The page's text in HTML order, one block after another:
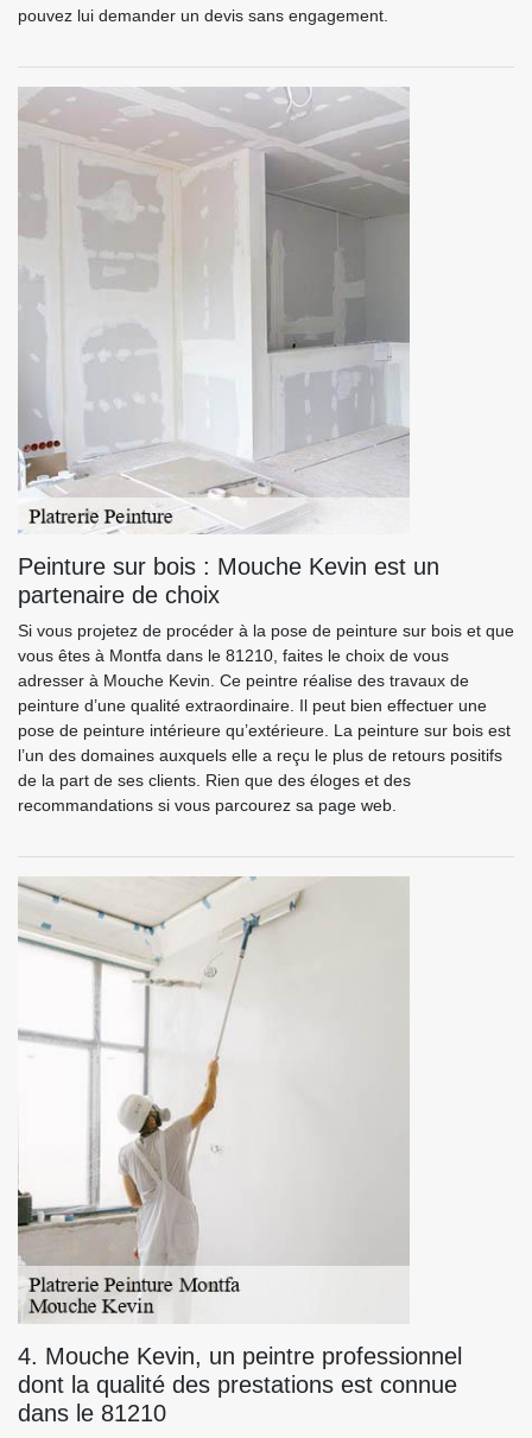
pouvez lui demander un devis sans engagement.
Peinture sur bois : Mouche Kevin est un
partenaire de choix
Si vous projetez de procéder à la pose de peinture sur bois et que
vous êtes à Montfa dans le 81210, faites le choix de vous
adresser à Mouche Kevin. Ce peintre réalise des travaux de
peinture d’une qualité extraordinaire. Il peut bien effectuer une
pose de peinture intérieure qu’extérieure. La peinture sur bois est
l’un des domaines auxquels elle a reçu le plus de retours positifs
de la part de ses clients. Rien que des éloges et des
recommandations si vous parcourez sa page web.
4. Mouche Kevin, un peintre professionnel
dont la qualité des prestations est connue
dans le 81210